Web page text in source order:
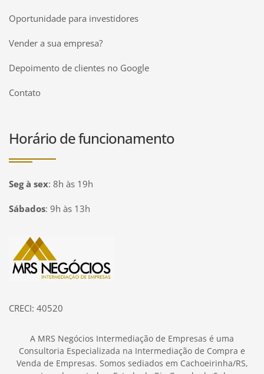
Oportunidade para investidores
Vender a sua empresa?
Depoimento de clientes no Google
Contato
Horário de funcionamento
Seg à sex: 8h às 19h
Sábados: 9h às 13h
Página inicial
CRECI: 40520
A MRS Negócios Intermediação de Empresas é uma
Consultoria Especializada na Intermediação de Compra e
Venda de Empresas. Somos sediados em Cachoeirinha/RS,